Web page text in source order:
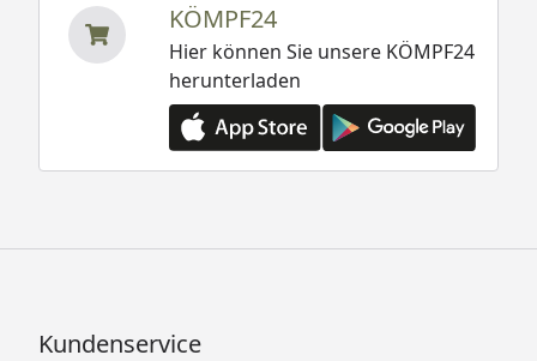
KÖMPF24
Hier können Sie unsere KÖMPF24
herunterladen
Kundenservice